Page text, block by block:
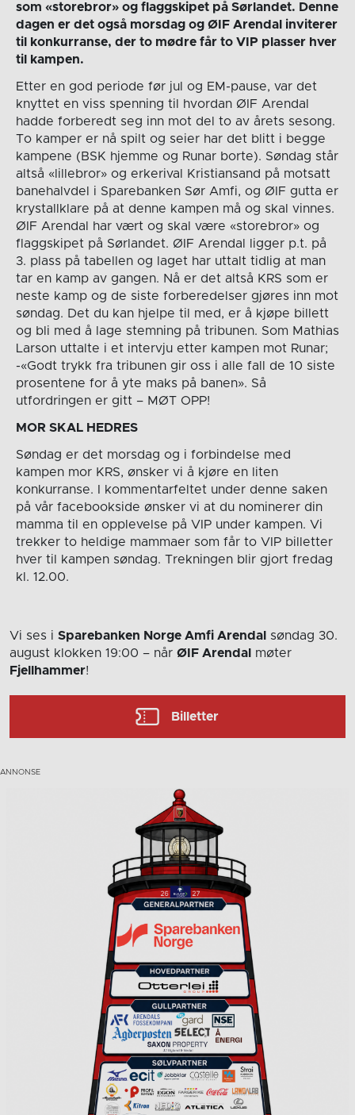
som «storebror» og flaggskipet på Sørlandet. Denne
dagen er det også morsdag og ØIF Arendal inviterer
til konkurranse, der to mødre får to VIP plasser hver
til kampen.
Etter en god periode før jul og EM-pause, var det
knyttet en viss spenning til hvordan ØIF Arendal
hadde forberedt seg inn mot del to av årets sesong.
To kamper er nå spilt og seier har det blitt i begge
kampene (BSK hjemme og Runar borte). Søndag står
altså «lillebror» og erkerival Kristiansand på motsatt
banehalvdel i Sparebanken Sør Amfi, og ØIF gutta er
krystallklare på at denne kampen må og skal vinnes.
ØIF Arendal har vært og skal være «storebror» og
flaggskipet på Sørlandet. ØIF Arendal ligger p.t. på
3. plass på tabellen og laget har uttalt tidlig at man
tar en kamp av gangen. Nå er det altså KRS som er
neste kamp og de siste forberedelser gjøres inn mot
søndag. Det du kan hjelpe til med, er å kjøpe billett
og bli med å lage stemning på tribunen. Som Mathias
Larson uttalte i et intervju etter kampen mot Runar;
-«Godt trykk fra tribunen gir oss i alle fall de 10 siste
prosentene for å yte maks på banen». Så
utfordringen er gitt – MØT OPP!
MOR SKAL HEDRES
Søndag er det morsdag og i forbindelse med
kampen mor KRS, ønsker vi å kjøre en liten
konkurranse. I kommentarfeltet under denne saken
på vår facebookside ønsker vi at du nominerer din
mamma til en opplevelse på VIP under kampen. Vi
trekker to heldige mammaer som får to VIP billetter
hver til kampen søndag. Trekningen blir gjort fredag
kl. 12.00.
Vi ses i Sparebanken Norge Amfi Arendal søndag 30.
august klokken 19:00 – når ØIF Arendal møter
Fjellhammer!
Billetter